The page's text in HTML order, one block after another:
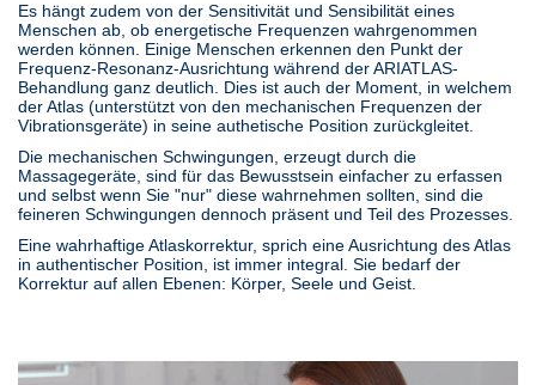
Es hängt zudem von der Sensitivität und Sensibilität eines
Menschen ab, ob energetische Frequenzen wahrgenommen
werden können. Einige Menschen erkennen den Punkt der
Frequenz-Resonanz-Ausrichtung während der ARIATLAS-
Behandlung ganz deutlich. Dies ist auch der Moment, in welchem
der Atlas (unterstützt von den mechanischen Frequenzen der
Vibrationsgeräte) in seine authetische Position zurückgleitet.
Die mechanischen Schwingungen, erzeugt durch die
Massagegeräte, sind für das Bewusstsein einfacher zu erfassen
und selbst wenn Sie "nur" diese wahrnehmen sollten, sind die
feineren Schwingungen dennoch präsent und Teil des Prozesses.
Eine wahrhaftige Atlaskorrektur, sprich eine Ausrichtung des Atlas
in authentischer Position, ist immer integral. Sie bedarf der
Korrektur auf allen Ebenen: Körper, Seele und Geist.